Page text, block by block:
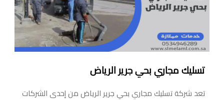
تسليك مجاري بحي جرير الرياض
تعد شركة تسليك مجاري بحي جرير الرياض من إحدى الشركات